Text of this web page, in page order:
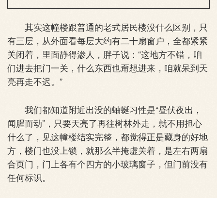
其实这幢楼跟普通的老式居民楼没什么区别，只
有三层，从外面看每层大约有二十扇窗户，全都紧紧
关闭着，里面静得渗人，胖子说：“这地方不错，咱
们进去把门一关，什么东西也甭想进来，咱就呆到天
亮再走不迟。”
我们都知道附近出没的蚰蜒习性是“昼伏夜出，
闻腥而动”，只要天亮了再往树林外走，就不用担心
什么了，见这幢楼结实完整，都觉得正是藏身的好地
方，楼门也没上锁，就那么半掩虚关着，是左右两扇
合页门，门上各有个四方的小玻璃窗子，但门前没有
任何标识。